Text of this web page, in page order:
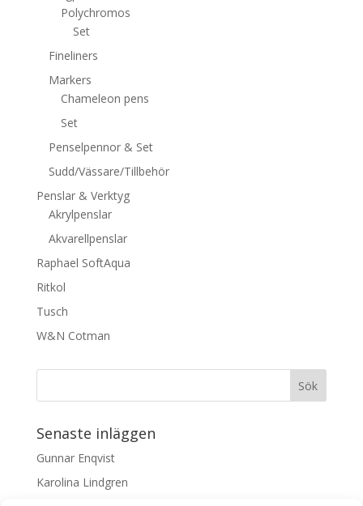
Polychromos
Set
Fineliners
Markers
Chameleon pens
Set
Penselpennor & Set
Sudd/Vässare/Tillbehör
Penslar & Verktyg
Akrylpenslar
Akvarellpenslar
Raphael SoftAqua
Ritkol
Tusch
W&N Cotman
Senaste inläggen
Gunnar Enqvist
Karolina Lindgren